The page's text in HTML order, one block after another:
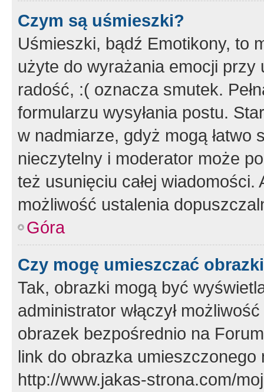
Czym są uśmieszki?
Uśmieszki, bądź Emotikony, to
użyte do wyrażania emocji
radość, :( oznacza smutek.
formularzu wysyłania postu.
w nadmiarze, gdyż mogą
nieczytelny i moderator może
też usunięciu całej
możliwość ustalenia
Góra
Czy mogę umieszczać
Tak, obrazki mogą być
administrator włączył
obrazek bezpośrednio na
link do obrazka
http://www.jakas-strona.com/